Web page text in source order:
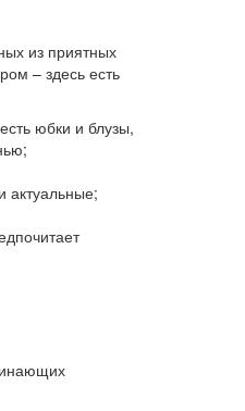
из приятных
– здесь есть
юбки и блузы,
актуальные;